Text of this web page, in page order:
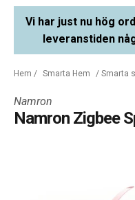
Vi har just nu hög
leveranstiden
Hem / Smarta Hem / Smarta
Namron
Namron Zigbee